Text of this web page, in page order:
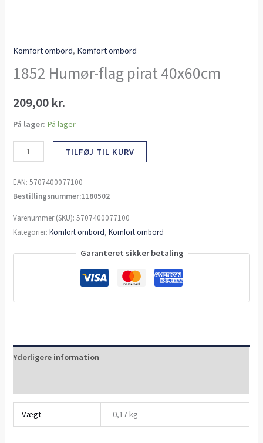
Komfort ombord, Komfort ombord
1852 Humør-flag pirat 40x60cm
209,00 kr.
På lager: På lager
TILFØJ TIL KURV
EAN:5707400077100
Bestillingsnummer:1180502
Varenummer (SKU):5707400077100
Kategorier:Komfort ombord,Komfort ombord
Garanteret sikker betaling
Yderligere information
Vægt 0,17 kg